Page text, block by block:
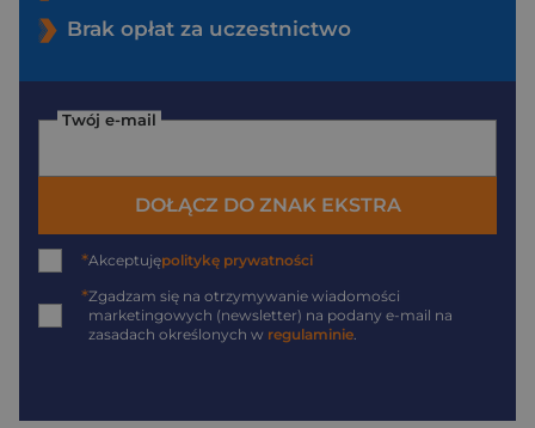
Brak opłat za uczestnictwo
Twój e-mail
DOŁĄCZ DO ZNAK EKSTRA
*Akceptujępolitykę prywatności
*Zgadzam się na otrzymywanie wiadomości
marketingowych (newsletter) na podany e-mail na
zasadach określonych w regulaminie